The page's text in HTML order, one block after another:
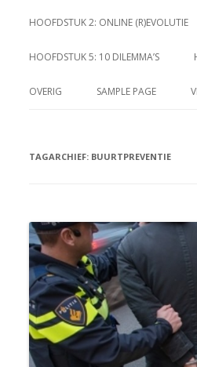
HOOFDSTUK 2: ONLINE (R)EVOLUTIE
HOOFDSTUK 5: 10 DILEMMA’S
OVERIG SAMPLE PAGE
TAGARCHIEF: BUURTPREVENTIE